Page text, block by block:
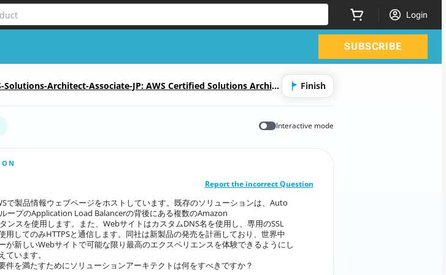
Login
SUBSCRIBE
Solutions-Architect-Associate-JP: AWS Certified Solutions Archite
Finish
Interactive mode
Report the incorrect Question
で製品情報ウェブページをホストしています。既存のソリューションは、Auto
ープのApplication Load Balancerの背後にある複数のAmazon
ンスを使用します。また、WebサイトはカスタムDNS名を使用し、専用のSSL
用してのみHTTPSと通信します。同社は新製品の発売を計画しており、世界中
が新しいWebサイトで可能な限り最高のエクスペリエンスを体験できるようにし
ています。
件を満たすためにソリューションアーキテクトは何をすべきですか？
1
/
10
incorrect Question
がAWSで製品情報ウェブページをホストしています。既存のソリューションは、Auto
ScalingグループのApplication Load Balancerの背後にある複数のAmazon
インスタンスを使用します。また、WebサイトはカスタムDNS名を使用し、専用のSSL
明書を使用してのみHTTPSと通信します。同社は新製品の発売を計画しており、世界中
ザーが新しいWebサイトで可能な限り最高のエクスペリエンスを体験できるようにし
これらの要件を満たすためにソリューションアーキテクトは何をすべきですか？